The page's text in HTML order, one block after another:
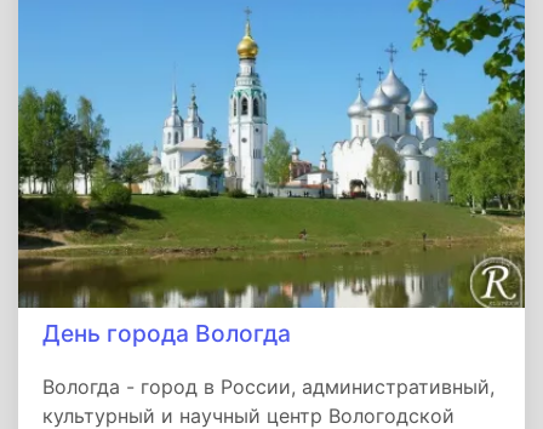
День города Вологда
Вологда - город в России, административный,
культурный и научный центр Вологодской